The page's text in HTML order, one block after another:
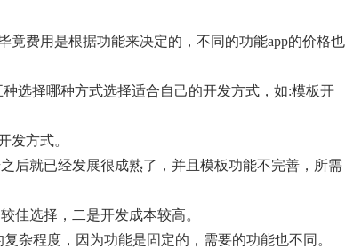
费用是根据功能来决定的，不同的功能app的价格也
选择哪种方式选择适合自己的开发方式，如:模板开
发方式。
后就已经发展很成熟了，并且模板功能不完善，所需
佳选择，二是开发成本较高。
杂程度，因为功能是固定的，需要的功能也不同。